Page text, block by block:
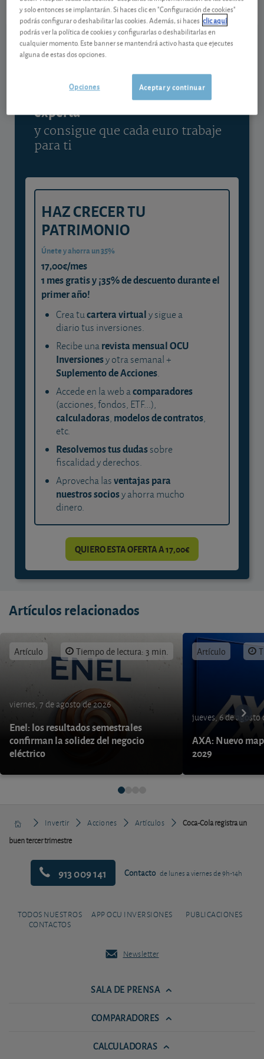
Ver detalladamente
Contenido reservado a SOCIOS
Gestiona tu dinero con visión
experta
y consigue que cada euro trabaje
para ti
HAZ CRECER TU
PATRIMONIO
Únete y ahorra un 35%
17,00€/mes
1 mes gratis y ¡35% de descuento durante el
primer año!
Crea tucartera virtualy sigue a
diario tus inversiones.
Recibe unarevista mensual OCU
Inversionesy otra semanal +
Suplemento de Acciones.
Accede en la web acomparadores
(acciones, fondos, ETF...),
calculadoras, modelos de contratos,
etc.
Resolvemos tus dudassobre
fiscalidad y derechos.
Aprovecha lasventajas para
nuestros sociosy ahorra mucho
dinero.
QUIERO ESTA OFERTA A 17,00€
Artículos relacionados
Artículo Tiempo de lectura: 3 min.
viernes, 7 de agosto de 2026
Enel: los resultados semestrales
confirman la solidez del negocio
eléctrico
Artículo
jueves, 6 de agosto
AXA: Nuevo
2029
Invertir Acciones Artículos
Coca-Cola registra un
buen tercer trimestre
913 009 141 Contacto de lunes a viernes de 9h-14h
TODOS NUESTROS
CONTACTOS
APP OCU INVERSIONES PUBLICACIONES
Newsletter
SALA DE PRENSA
COMPARADORES
CALCULADORAS
y solo entonces se implantarán. Si haces clic en "Configuración de cookies"
podrás configurar o deshabilitar las cookies. Además, si haces clic aquí
podrás ver la política de cookies y configurarlas o deshabilitarlas en
cualquier momento. Este banner se mantendrá activo hasta que ejecutes
alguna de estas dos opciones.
Aceptar y continuar
Opciones